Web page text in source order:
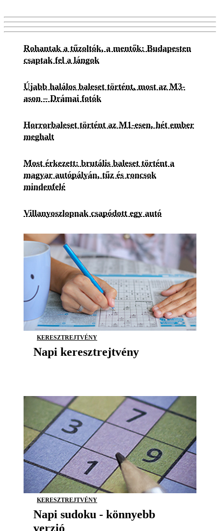
Rohantak a tűzoltók, a mentők: Budapesten
csaptak fel a lángok
Újabb halálos baleset történt, most az M3-
ason – Drámai fotók
Horrorbaleset történt az M1-esen, hét ember
meghalt
Most érkezett: brutális baleset történt a
magyar autópályán, tűz és roncsok
mindenfelé
Villanyoszlopnak csapódott egy autó
KERESZTREJTVÉNY
Napi keresztrejtvény
KERESZTREJTVÉNY
Napi sudoku - könnyebb
verzió